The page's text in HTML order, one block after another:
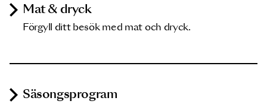
Mat & dryck
Förgyll ditt besök med mat och dryck.
Säsongsprogram